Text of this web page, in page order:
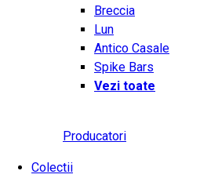
Breccia
Lun
Antico Casale
Spike Bars
Vezi toate
Producatori
Colectii